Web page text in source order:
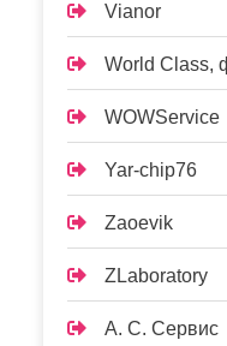
Vianor
World Class,
WOWService
Yar-chip76
Zaoevik
ZLaboratory
А. С. Сервис